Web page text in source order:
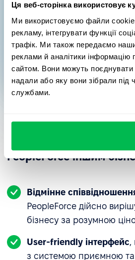
Ця веб-сторінка використовує
Ми використовуємо файли
рекламу, інтегрувати функції
трафік. Ми також передаємо
реклами й аналітики
сайтом. Вони можуть поєднувати
надали або яку вони зібрали під
службами.
спрощений.
Галина Марчук
Chief People Officer
Чому YouScan готовий
PeopleForce іншим
Відмінне
PeopleForce дійсно
бізнесу за розумною
User-friendly інтерфейс,
з системою приємною